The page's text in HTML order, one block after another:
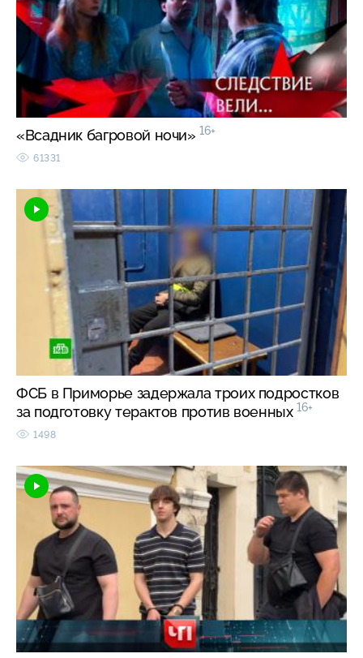
«Всадник багровой ночи» 16+
61331
ФСБ в Приморье задержала троих подростков
за подготовку терактов против военных 16+
1498